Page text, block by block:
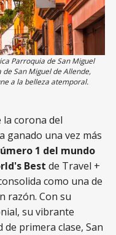
Parroquia de San Miguel
San Miguel de Allende,
a la belleza atemporal.
la corona del
ganado una vez más
1 del mundo
Best de Travel +
como una de
razón. Con su
su vibrante
primera clase, San